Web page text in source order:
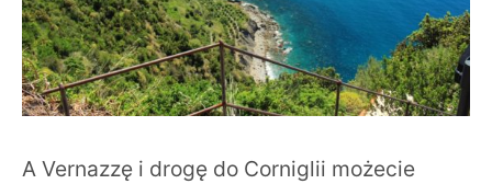
A Vernazzę i drogę do Corniglii możecie